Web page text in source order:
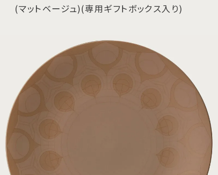
(マットベージュ)(専用ギフトボックス入り)